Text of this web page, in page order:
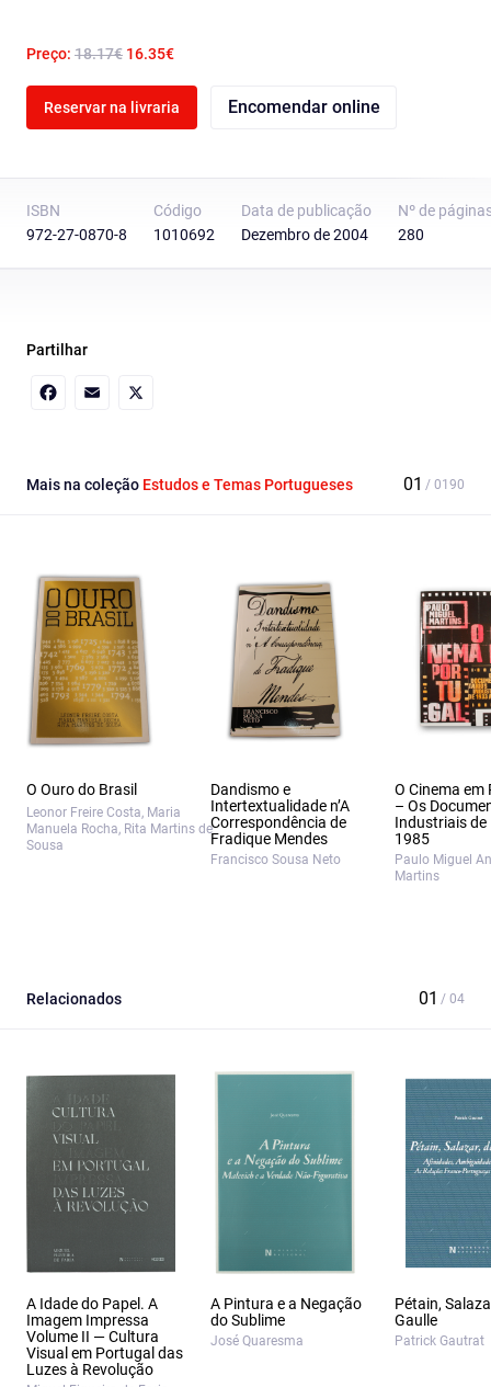
Preço: 18.17€ 16.35€
Reservar na livraria Encomendar online
ISBN
972-27-0870-8
Código
1010692
Data de publicação
Dezembro de 2004
Nº de
280
Partilhar
Mais na coleção Estudos e Temas Portugueses
O Ouro do Brasil
Leonor Freire Costa, Maria
Manuela Rocha, Rita Martins de
Sousa
Dandismo e
Intertextualidade n’A
Correspondência de
Fradique Mendes
Francisco Sousa Neto
O Cinema em
– Os
Industriais de
1985
Paulo Miguel
Martins
Relacionados
A Idade do Papel. A
Imagem Impressa
Volume II — Cultura
Visual em Portugal das
Luzes à Revolução
A Pintura e a Negação
do Sublime
José Quaresma
Pétain,
Gaulle
Patrick Gautrat